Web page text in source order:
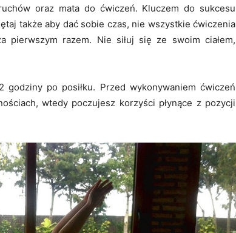
oraz mata do ćwiczeń. Kluczem do sukcesu
także aby dać sobie czas, nie wszystkie ćwiczenia
pierwszym razem. Nie siłuj się ze swoim ciałem,
po posiłku. Przed wykonywaniem ćwiczeń
wtedy poczujesz korzyści płynące z pozycji